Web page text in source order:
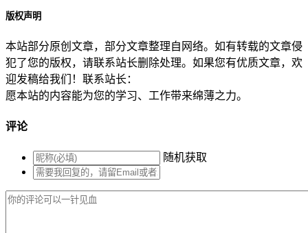
版权声明
本站部分原创文章，部分文章整理自网络。如有转载的文章侵
犯了您的版权，请联系站长删除处理。如果您有优质文章，欢
迎发稿给我们！联系站长：
愿本站的内容能为您的学习、工作带来绵薄之力。
评论
随机获取